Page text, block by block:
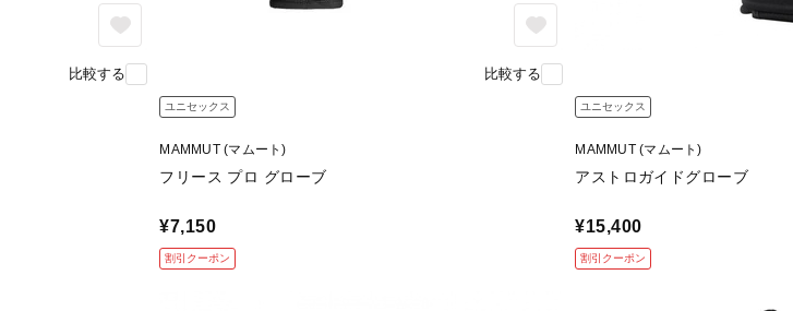
比較する 比較する
ユニセックス
MAMMUT (マムート)
フリース プロ グローブ
¥7,150
割引クーポン
ユニセックス
MAMMUT (マムート)
アストロガイドグローブ
¥15,400
割引クーポン